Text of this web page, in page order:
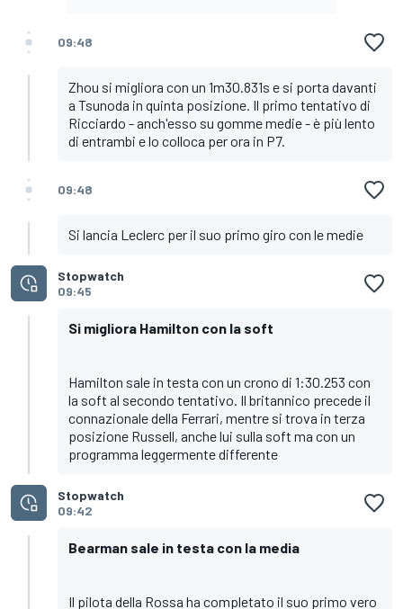
09:48
Zhou si migliora con un 1m30.831s e si porta davanti
a Tsunoda in quinta posizione. Il primo tentativo di
Ricciardo - anch'esso su gomme medie - è più lento
di entrambi e lo colloca per ora in P7.
09:48
Si lancia Leclerc per il suo primo giro con le medie
Stopwatch
09:45
Si migliora Hamilton con la soft
Hamilton sale in testa con un crono di 1:30.253 con
la soft al secondo tentativo. Il britannico precede il
connazionale della Ferrari, mentre si trova in terza
posizione Russell, anche lui sulla soft ma con un
programma leggermente differente
Stopwatch
09:42
Bearman sale in testa con la media
Il pilota della Rossa ha completato il suo primo vero